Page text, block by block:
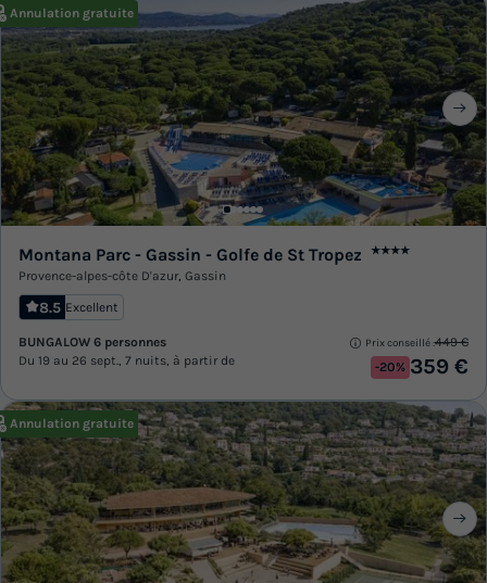
Annulation gratuite
Montana Parc - Gassin - Golfe de St Tropez ★★★★
Provence-alpes-côte D'azur, Gassin
8.5 Excellent
BUNGALOW 6 personnes
Du 19 au 26 sept., 7 nuits, à partir de
Prix conseillé :449 €
-20% 359 €
Annulation gratuite